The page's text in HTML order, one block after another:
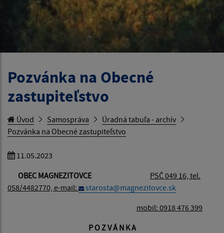
Pozvánka na Obecné
zastupiteľstvo
Úvod Samospráva
Úradná tabuľa - archív
Pozvánka na Obecné zastupiteľstvo
11.05.2023
OBEC MAGNEZITOVCE
PSČ 049 16, tel.
058/4482770, e-mail:
starosta@magnezitovce.sk
mobil: 0918 476 399
P O Z V Á N K A